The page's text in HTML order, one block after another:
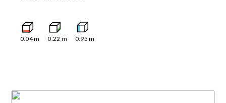
0.04m 0.22 m 0.95 m